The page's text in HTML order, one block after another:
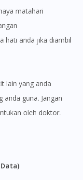
matahari
hati anda jika diambil
guna. Jangan
oleh doktor.